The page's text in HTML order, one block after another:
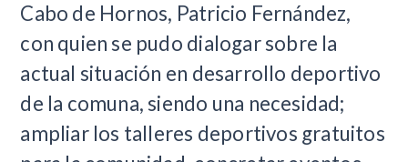
Cabo de Hornos, Patricio Fernández,
con quien se pudo dialogar sobre la
actual situación en desarrollo deportivo
de la comuna, siendo una necesidad;
ampliar los talleres deportivos gratuitos